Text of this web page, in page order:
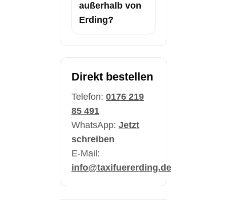
außerhalb von
Erding?
Direkt bestellen
Telefon: 0176 219
85 491
WhatsApp: Jetzt
schreiben
E-Mail:
info@taxifuererding.de